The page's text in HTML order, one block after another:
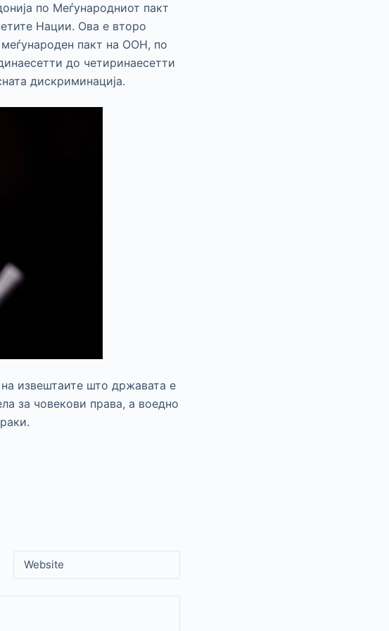
по Меѓународниот пакт
Нации. Ова е второ
пакт на ООН, по
до четиринаесетти
дискриминација.
извештаите што државата е
за човекови права, а воедно
Website